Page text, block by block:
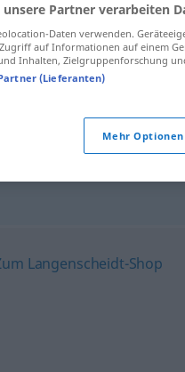
Geber
Partner verarbeiten
Daten verwenden.
auf Informationen auf einem
Inhalten, Zielgruppenforschung
(Lieferanten)
Mehr Optionen